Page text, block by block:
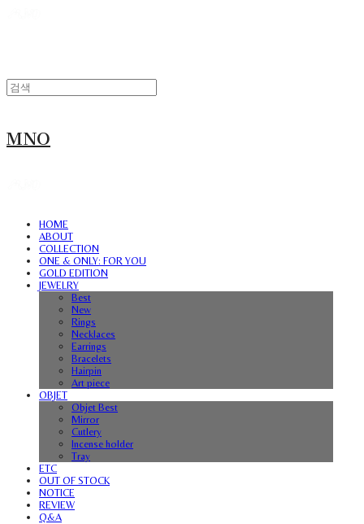
MNO
HOME
ABOUT
COLLECTION
ONE & ONLY: FOR YOU
GOLD EDITION
JEWELRY
Best
New
Rings
Necklaces
Earrings
Bracelets
Hairpin
Art piece
OBJET
Objet Best
Mirror
Cutlery
Incense holder
Tray
ETC
OUT OF STOCK
NOTICE
REVIEW
Q&A